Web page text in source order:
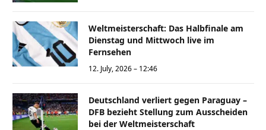
Weltmeisterschaft: Das Halbfinale am
Dienstag und Mittwoch live im
Fernsehen
12. July, 2026 – 12:46
Deutschland verliert gegen Paraguay –
DFB bezieht Stellung zum Ausscheiden
bei der Weltmeisterschaft